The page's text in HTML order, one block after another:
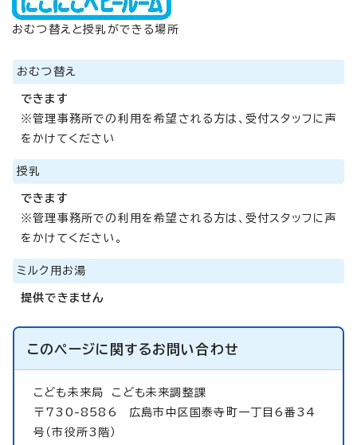
おむつ替えと授乳ができる場所
おむつ替え
できます
※管理事務所での利用を希望される方は、受付スタッフに声
をかけてください
授乳
できます
※管理事務所での利用を希望される方は、受付スタッフに声
をかけてください。
ミルク用お湯
提供できません
このページに関するお問い合わせ
こども未来局 こども未来調整課
〒730-8586 広島市中区国泰寺町一丁目6番34
号（市役所3階）